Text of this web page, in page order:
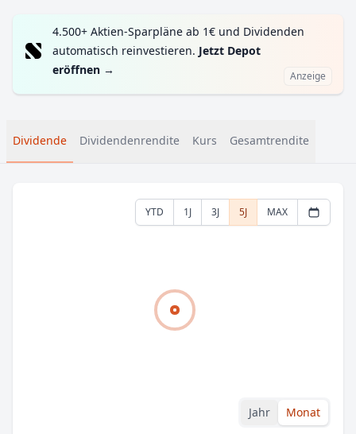
4.500+ Aktien-Sparpläne ab 1€ und Dividenden
automatisch reinvestieren. Jetzt Depot
eröffnen → Anzeige
Dividende Dividendenrendite Kurs Gesamtrendite
YTD 1J 3J 5J MAX
Jahr Monat